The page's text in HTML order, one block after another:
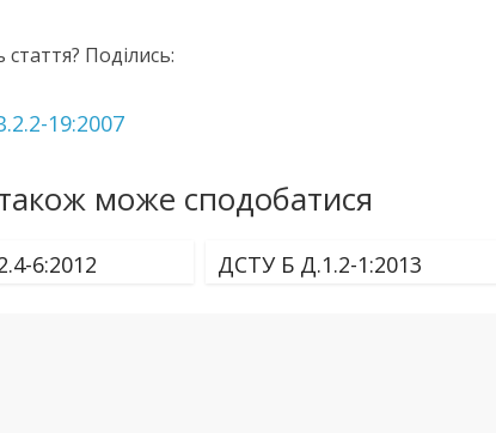
Поділись:
19:2007
може сподобатися
6:2012 ДСТУ Б Д.1.2-1:2013